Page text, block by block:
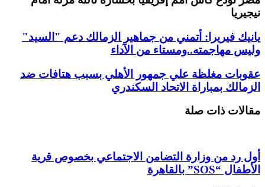
نيجيريا
يانيك فيريرا: أتمني من جماهير الزمالك دعم "السيد"
وليس مهاجمته..ومستاء من الآداء
عقوبات مغلظة علي جمهور الأهلي بسبب هتافات ضد
الزمالك بمباراة الاتحاد السكندري
مقالات ذات صلة
أول رد من وزارة التضامن الاجتماعي بخصوص قرية
الأطفال “SOS” بالقاهرة